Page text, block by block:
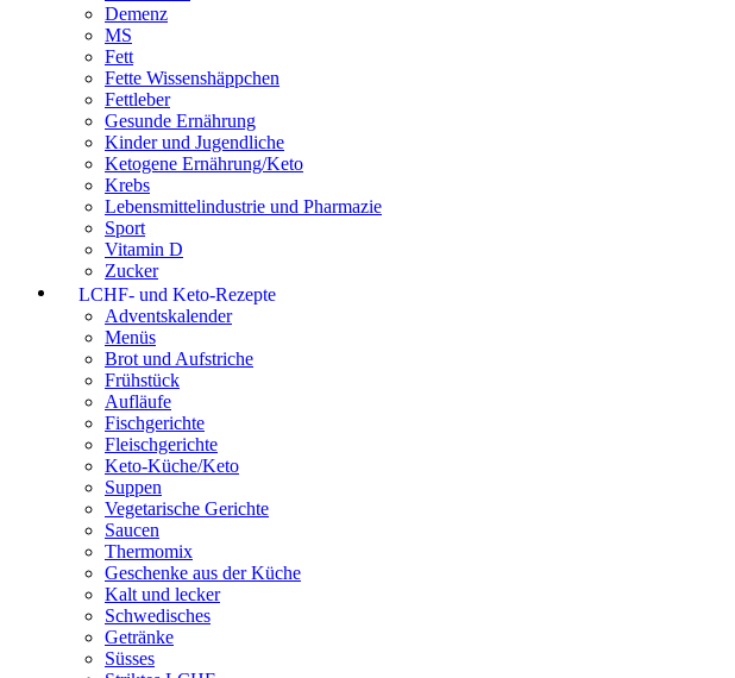
Demenz
MS
Fett
Fette Wissenshäppchen
Fettleber
Gesunde Ernährung
Kinder und Jugendliche
Ketogene Ernährung/Keto
Krebs
Lebensmittelindustrie und Pharmazie
Sport
Vitamin D
Zucker
LCHF- und Keto-Rezepte
Adventskalender
Menüs
Brot und Aufstriche
Frühstück
Aufläufe
Fischgerichte
Fleischgerichte
Keto-Küche/Keto
Suppen
Vegetarische Gerichte
Saucen
Thermomix
Geschenke aus der Küche
Kalt und lecker
Schwedisches
Getränke
Süsses